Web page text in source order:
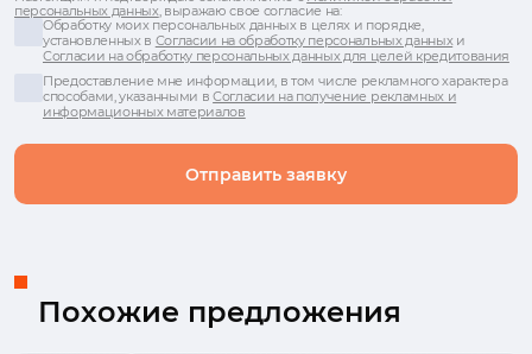
Отправить заявку
персональных данных, выражаю свое согласие на:
Обработку моих персональных данных в целях и порядке,
установленных в Согласии на обработку персональных данныхи
Согласии на обработку персональных данных для целей кредитования
Предоставление мне информации, в том числе рекламного характера
способами, указанными вСогласии на получение рекламных и
информационных материалов
Похожие предложения